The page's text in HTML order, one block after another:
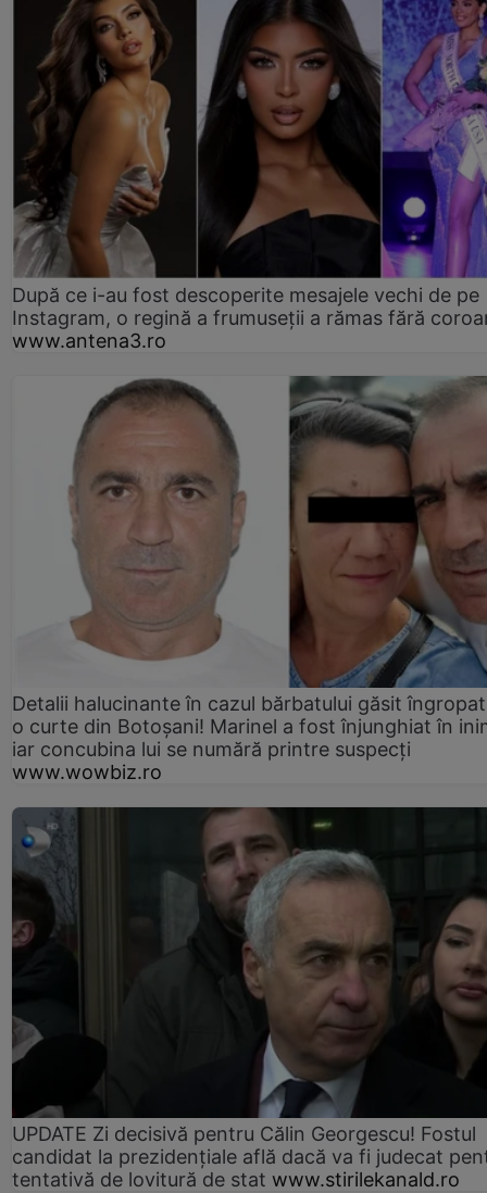
După ce i-au fost descoperite mesajele vechi de pe
Instagram, o regină a frumuseții a rămas fără
www.antena3.ro
Detalii halucinante în cazul bărbatului găsit
o curte din Botoșani! Marinel a fost înjunghiat în
iar concubina lui se numără printre suspecți
www.wowbiz.ro
UPDATE Zi decisivă pentru Călin Georgescu! Fostul
candidat la prezidențiale află dacă va fi judecat
tentativă de lovitură de stat www.stirilekanald.ro